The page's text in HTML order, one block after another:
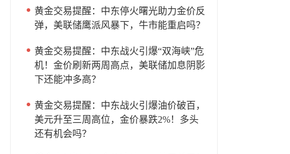
黄金交易提醒：中东停火曙光助力金价反
弹，美联储鹰派风暴下，牛市能重启吗？
黄金交易提醒：中东战火引爆“双海峡”危
机！金价刷新两周高点，美联储加息阴影
下还能冲多高？
黄金交易提醒：中东战火引爆油价破百，
美元升至三周高位，金价暴跌2%！多头
还有机会吗？